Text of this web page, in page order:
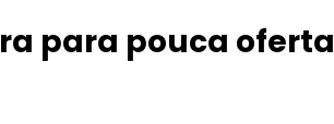
para pouca oferta